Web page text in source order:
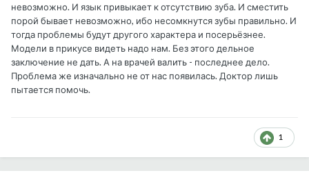
невозможно. И язык привыкает к отсутствию зуба. И сместить
порой бывает невозможно, ибо несомкнутся зубы правильно. И
тогда проблемы будут другого характера и посерьёзнее.
Модели в прикусе видеть надо нам. Без этого дельное
заключение не дать. А на врачей валить - последнее дело.
Проблема же изначально не от нас появилась. Доктор лишь
пытается помочь.
1